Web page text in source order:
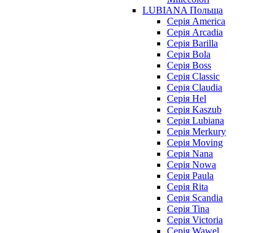
LUBIANA Польща
Серія America
Серія Arcadia
Серія Barilla
Серія Bola
Серія Boss
Серія Classic
Серія Claudia
Серія Hel
Серія Kaszub
Серія Lubiana
Серія Merkury
Серія Moving
Серія Nana
Серія Nowa
Серія Paula
Серія Rita
Серія Scandia
Серія Tina
Серія Victoria
Серія Wawel